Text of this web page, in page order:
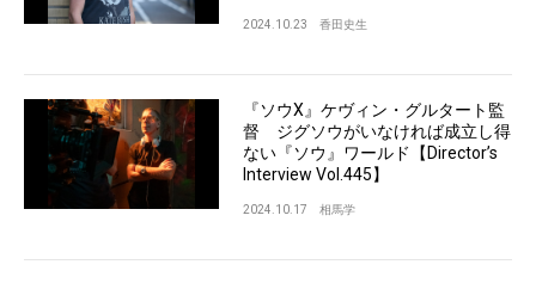
2024.10.23 香田史生
『ソウX』ケヴィン・グルタート監
督 ジグソウがいなければ成立し得
ない『ソウ』ワールド【Director’s
Interview Vol.445】
2024.10.17 相馬学